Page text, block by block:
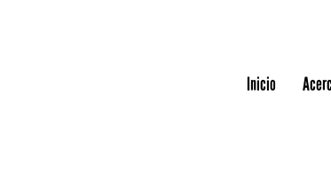
Inicio